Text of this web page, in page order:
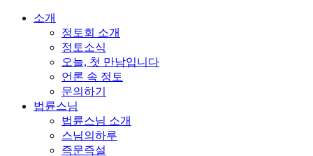
소개
정토회 소개
정토소식
오늘, 첫 만남입니다
언론 속 정토
문의하기
법륜스님
법륜스님 소개
스님의하루
즉문즉설